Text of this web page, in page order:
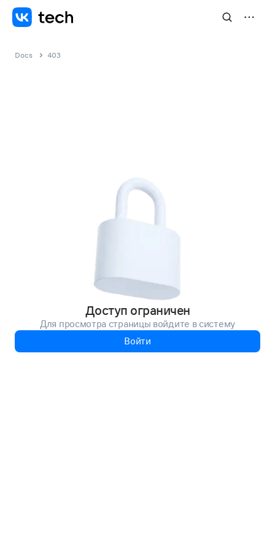
Docs 403
Доступ ограничен
Для просмотра страницы войдите в систему
Войти